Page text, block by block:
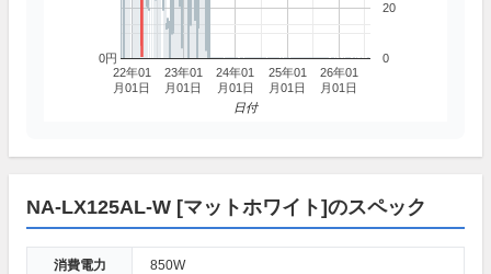
22年01
月01日
23年01
月01日
24年01
月01日
25年01
月01日
26年01
月01日
0円 0
20
日付
NA-LX125AL-W [マットホワイト]のスペック
消費電力 850W